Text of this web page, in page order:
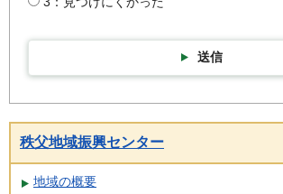
送信
秩父地域振興センター
地域の概要